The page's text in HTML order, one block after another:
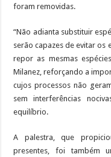
foram removidas.
“Não adianta substituir
serão capazes de evitar os
repor as mesmas
Milanez, reforçando a
cujos processos não
sem interferências
equilíbrio.
A palestra, que
presentes, foi também